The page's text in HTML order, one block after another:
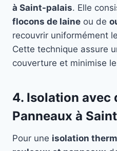
à Saint-palais. Elle
flocons de laine ou de
recouvrir uniformément
Cette technique assure
couverture et minimise
4. Isolation avec
Panneaux à
Pour une isolation